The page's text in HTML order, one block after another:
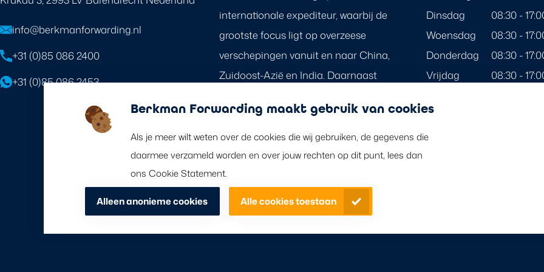
Berkman Forwarding maakt gebruik van cookies
Als je meer wilt weten over de cookies die wij gebruiken, de gegevens die
daarmee verzameld worden en over jouw rechten op dit punt, lees dan
ons Cookie Statement.
Alleen anonieme cookies Alle cookies toestaan
info@berkmanforwarding.nl
+31 (0)85 086 2400
+31 (0)85 086 2453
internationale expediteur, waarbij de
grootste focus ligt op overzeese
verschepingen vanuit en naar China,
Zuidoost-Azië en India. Daarnaast
door ons wereldwijd dekkende netwerk
van agenten.
Dinsdag
08:30 -
Woensdag
08:30 -
Donderdag
08:30 -
Vrijdag
08:30 -
Zondag
Berkman Forwarding is